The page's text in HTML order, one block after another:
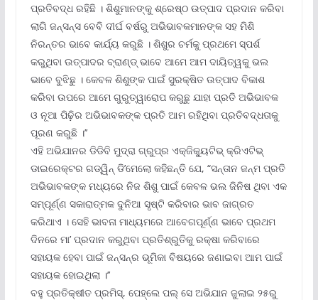
ପ୍ରତିବଦ୍ଧ ରହିଛି । ଶିଶୁମାନଙ୍କୁ ଶ୍ରେଷ୍ଠ ଉତ୍ପାଦ ପ୍ରଦାନ କରିବା
ଲାଗି ଜନ୍‌ସନ୍‌ସ ବେବି ଦୀର୍ଘ ବର୍ଷରୁ ଅଭିଭାବକମାନଙ୍କ ସହ ମିଶି
ନିରନ୍ତର ଭାବେ କାର୍ଯ୍ୟ କରୁଛି । ଶିଶୁର ଚର୍ମକୁ ପ୍ରଥମେ ସ୍ପର୍ଶ
କରୁଥିବା ଉତ୍ପାଦର ବ୍ରାଣ୍ଡ୍ ଭାବେ ଆମେ ଆମ ଦାୟିତ୍ୱକୁ ଭଲ
ଭାବେ ବୁଝିଛୁ । କେବଳ ଶିଶୁଙ୍କ ପାଇଁ ସୁରକ୍ଷିତ ଉତ୍ପାଦ ବିକାଶ
କରିବା ଉପରେ ଆମେ ଗୁରୁତ୍ୱାରୋପ କରୁଛୁ ଯାହା ପ୍ରତି ଅଭିଭାବକ
ଓ ନୂଆ ପିଢ଼ିର ଅଭିଭାବକଙ୍କ ପ୍ରତି ଆମ ରହିଥିବା ପ୍ରତିବଦ୍ଧତାକୁ
ପୂରଣ କରୁଛି ।’’
ଏହି ଅଭିଯାନର ଡିଡିବି ମୁଦ୍ରା ଗ୍ରୁପ୍‌ର ଏକ୍‌ଜିକ୍ୟୁଟିଭ୍ କ୍ରିଏଟିଭ୍
ଡାଇରେକ୍ଟର ଗଡ୍‌ୱିନ୍ ଡି’ମେଲୋ କହିଛନ୍ତି ଯେ, “ସନ୍ତାନ ଜନ୍ମ ପ୍ରତି
ଅଭିଭାବକଙ୍କ ମଧ୍ୟରେ ନିଜ ଶିଶୁ ପାଇଁ କେବଳ ଭଲ ଜିନିଷ ଥିବା ଏକ
ସମ୍ପୂର୍ଣ୍ଣ ସକାରାତ୍ମକ ଦୁନିଆ ସୃଷ୍ଟି କରିବାର ଭାବ ଜାଗ୍ରତ
କରିଥାଏ । ସେହି ଭାବନା ମାଧ୍ୟମରେ ଆବେଗପୂର୍ଣ୍ଣ ଭାବେ ପ୍ରଥମ
ଦିନରେ ମା’ ପ୍ରଦାନ କରୁଥିବା ପ୍ରତିଶ୍ରୁତିକୁ ରକ୍ଷା କରିବାରେ
ସହାୟକ ହେବା ପାଇଁ ଜନ୍‌ସନ୍‌ର ଭୂମିକା ବିଷୟରେ ଜଣାଇବା ଆମ ପାଇଁ
ସହାୟକ ହୋଇଥିଲା ।’’
ବହୁ ପ୍ରତିକ୍ଷୀତ ପ୍ରମିସ୍‌, ପେହ୍‌ଲେ ପଲ୍ ସେ ଅଭିଯାନ ଜୁଲାଇ ୨୫ରୁ